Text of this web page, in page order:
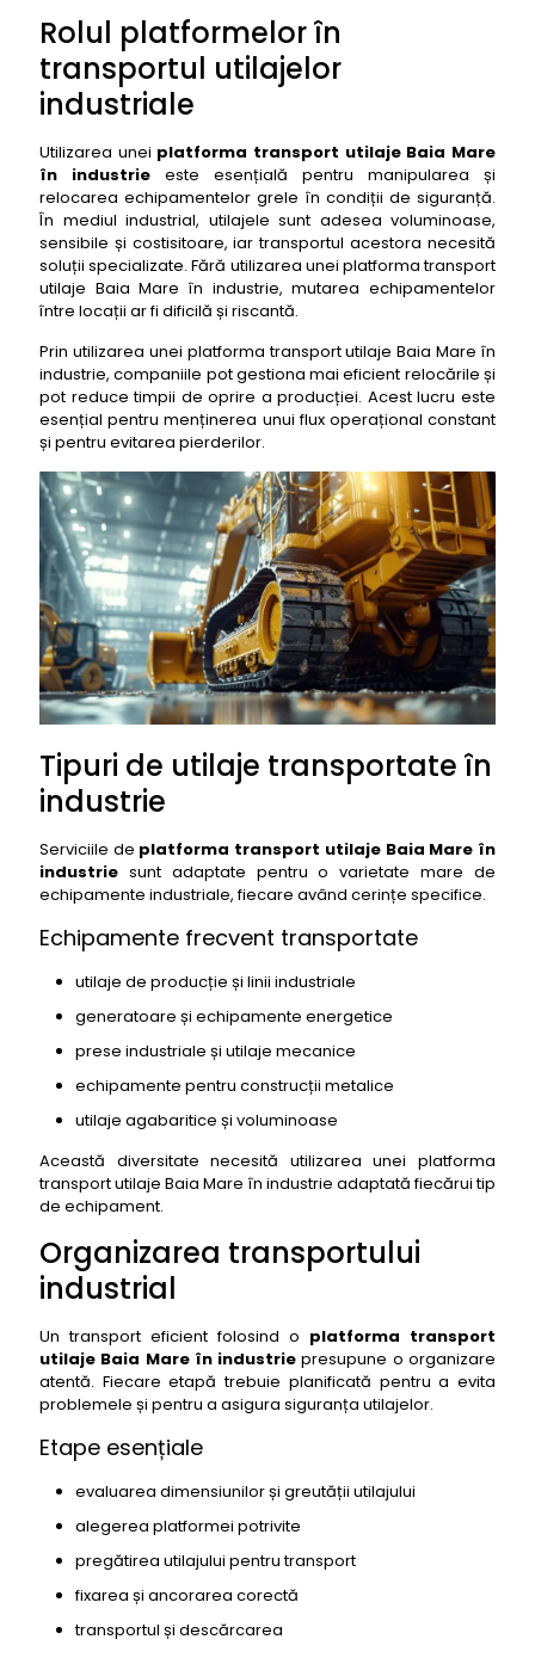
Rolul platformelor în
transportul utilajelor
industriale
Utilizarea unei platforma transport utilaje Baia Mare
în industrie este esențială pentru manipularea și
relocarea echipamentelor grele în condiții de siguranță.
În mediul industrial, utilajele sunt adesea voluminoase,
sensibile și costisitoare, iar transportul acestora necesită
soluții specializate. Fără utilizarea unei platforma transport
utilaje Baia Mare în industrie, mutarea echipamentelor
între locații ar fi dificilă și riscantă.
Prin utilizarea unei platforma transport utilaje Baia Mare în
industrie, companiile pot gestiona mai eficient relocările și
pot reduce timpii de oprire a producției. Acest lucru este
esențial pentru menținerea unui flux operațional constant
și pentru evitarea pierderilor.
Tipuri de utilaje transportate în
industrie
Serviciile de platforma transport utilaje Baia Mare în
industrie sunt adaptate pentru o varietate mare de
echipamente industriale, fiecare având cerințe specifice.
Echipamente frecvent transportate
utilaje de producție și linii industriale
generatoare și echipamente energetice
prese industriale și utilaje mecanice
echipamente pentru construcții metalice
utilaje agabaritice și voluminoase
Această diversitate necesită utilizarea unei platforma
transport utilaje Baia Mare în industrie adaptată fiecărui tip
de echipament.
Organizarea transportului
industrial
Un transport eficient folosind o platforma transport
utilaje Baia Mare în industrie presupune o organizare
atentă. Fiecare etapă trebuie planificată pentru a evita
problemele și pentru a asigura siguranța utilajelor.
Etape esențiale
evaluarea dimensiunilor și greutății utilajului
alegerea platformei potrivite
pregătirea utilajului pentru transport
fixarea și ancorarea corectă
transportul și descărcarea